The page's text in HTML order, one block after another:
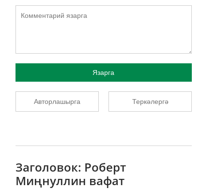
Язарга
Авторлашырга Теркәлергә
Заголовок: Роберт
Миңнуллин вафат